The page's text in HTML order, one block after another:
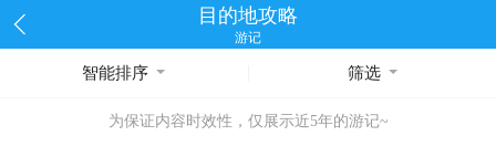
目的地攻略
游记
智能排序 筛选
为保证内容时效性，仅展示近5年的游记~